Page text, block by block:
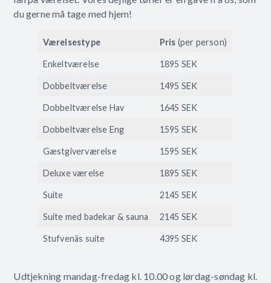
du gerne må tage med hjem!
Værelsestype Pris (per person)
Enkeltværelse 1895 SEK
Dobbeltværelse 1495 SEK
Dobbeltværelse Hav 1645 SEK
Dobbeltværelse Eng 1595 SEK
Gæstgiverværelse 1595 SEK
Deluxe værelse 1895 SEK
Suite 2145 SEK
Suite med badekar & sauna 2145 SEK
Stufvenäs suite 4395 SEK
Udtjekning mandag-fredag ​​kl. 10.00 og lørdag-søndag kl.